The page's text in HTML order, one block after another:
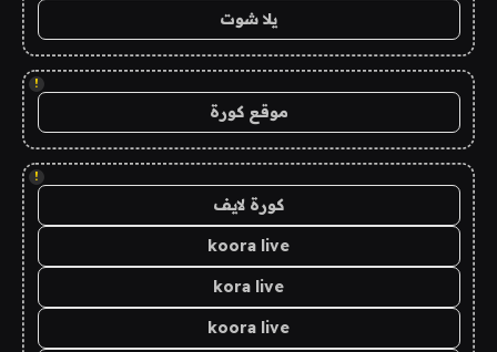
يلا شوت
!
موقع كورة
!
كورة لايف
koora live
kora live
koora live